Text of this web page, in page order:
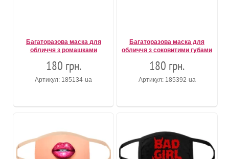
Багаторазова маска для
обличчя з ромашками
180 грн.
Артикул: 185134-ua
Багаторазова маска для
обличчя з соковитими губами
180 грн.
Артикул: 185392-ua